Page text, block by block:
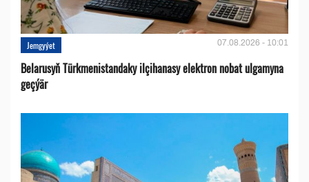
Jemgyýet 07.08.2026 - 10:01
Belarusyň Türkmenistandaky ilçihanasy elektron nobat ulgamyna
geçýär